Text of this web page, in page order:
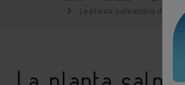
La planta salmantina de